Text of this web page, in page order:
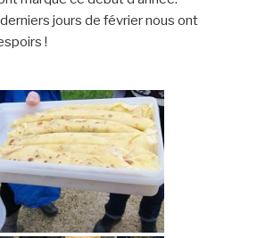
jours de février nous ont
!